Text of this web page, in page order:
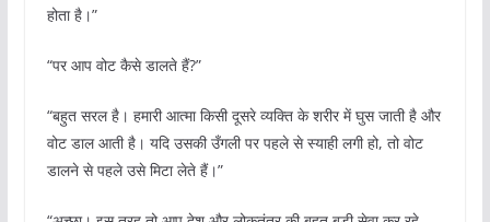
होता है।”
“पर आप वोट कैसे डालते हैं?”
“बहुत सरल है। हमारी आत्मा किसी दूसरे व्यक्ति के शरीर में घुस जाती है और
वोट डाल आती है। यदि उसकी उँगली पर पहले से स्याही लगी हो, तो वोट
डालने से पहले उसे मिटा लेते हैं।”